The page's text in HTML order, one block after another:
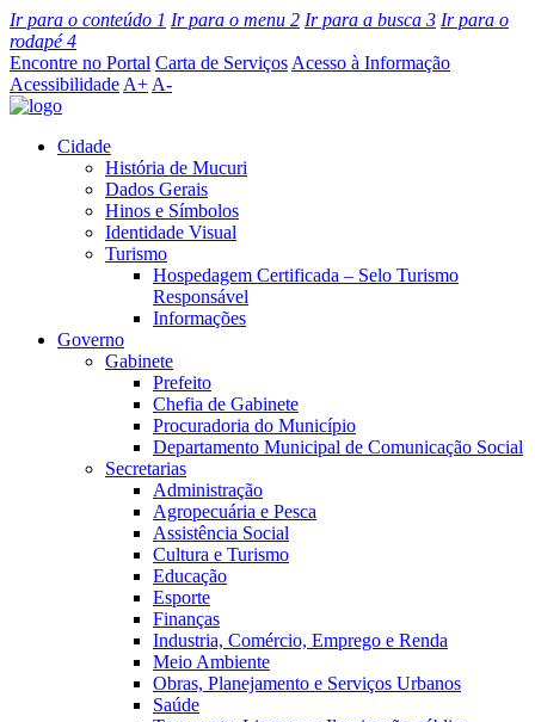
Ir para o conteúdo 1 Ir para o menu 2 Ir para a busca 3 Ir para o
rodapé4
Encontre no Portal Carta de Serviços Acesso à Informação
Acessibilidade A+ A-
Cidade
História de Mucuri
Dados Gerais
Hinos e Símbolos
Identidade Visual
Turismo
Hospedagem Certificada – Selo Turismo
Responsável
Informações
Governo
Gabinete
Prefeito
Chefia de Gabinete
Procuradoria do Município
Departamento Municipal de Comunicação Social
Secretarias
Administração
Agropecuária e Pesca
Assistência Social
Cultura e Turismo
Educação
Esporte
Finanças
Industria, Comércio, Emprego e Renda
Meio Ambiente
Obras, Planejamento e Serviços Urbanos
Saúde